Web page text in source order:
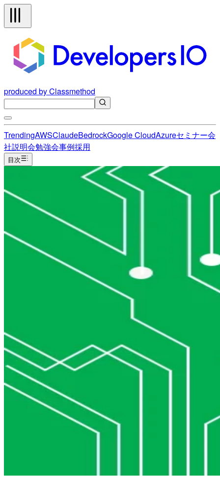
produced by Classmethod
TrendingAWSClaudeBedrockGoogle CloudAzureセミナー会
社説明会勉強会事例採用
目次